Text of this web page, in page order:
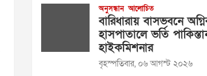
অনুসন্ধান আলোচিত
বারিধারায় বাসভবনে
হাসপাতালে ভর্তি
হাইকমিশনার
বৃহস্পতিবার, ০৬ আগস্ট ২০২৬